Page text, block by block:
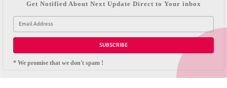
Get Notified About Next Update Direct to Your inbox
* We promise that we don't spam !